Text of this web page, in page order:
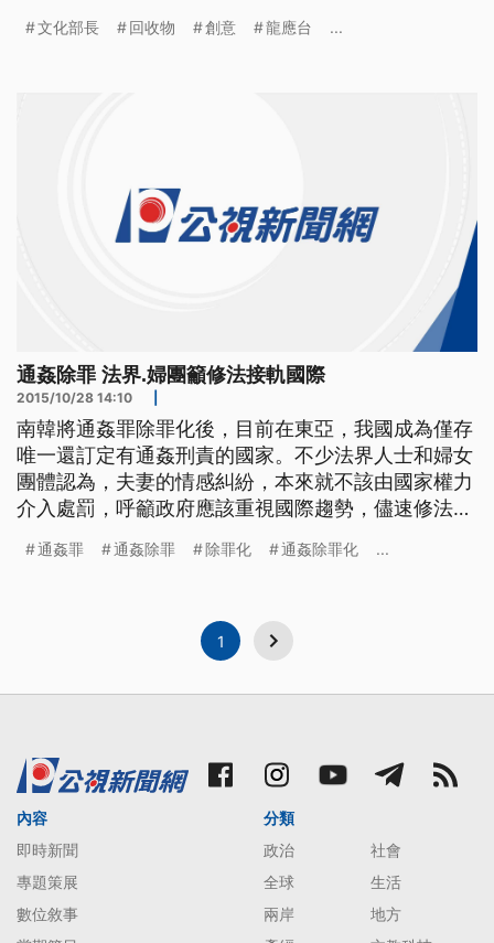
舊的 所以它完全沒有上過顏色 它就是這樣子 還有這
文化部長 回收物 創意 龍應台 ...
通姦除罪 法界.婦團籲修法接軌國際
2015/10/28 14:10
南韓將通姦罪除罪化後，目前在東亞，我國成為僅存
唯一還訂定有通姦刑責的國家。不少法界人士和婦女
團體認為，夫妻的情感糾紛，本來就不該由國家權力
介入處罰，呼籲政府應該重視國際趨勢，儘速修法，
民眾，並不支持廢除通姦罪。 南韓廢除通姦罪，引
行政院會，起頭表態，批評
通姦罪 通姦除罪 除罪化 通姦除罪化 ...
1
內容
即時新聞
專題策展
數位敘事
分類
政治
社會
全球
生活
兩岸
地方